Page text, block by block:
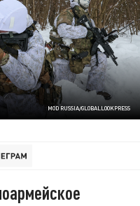
MOD RUSSIA/GLOBALLOOKPRESS